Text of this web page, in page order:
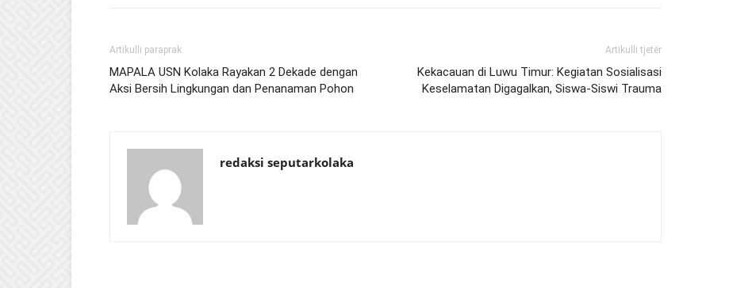
Artikulli paraprak
MAPALA USN Kolaka Rayakan 2 Dekade dengan
Aksi Bersih Lingkungan dan Penanaman Pohon
Artikulli tjetër
Kekacauan di Luwu Timur: Kegiatan Sosialisasi
Keselamatan Digagalkan, Siswa-Siswi Trauma
redaksi seputarkolaka